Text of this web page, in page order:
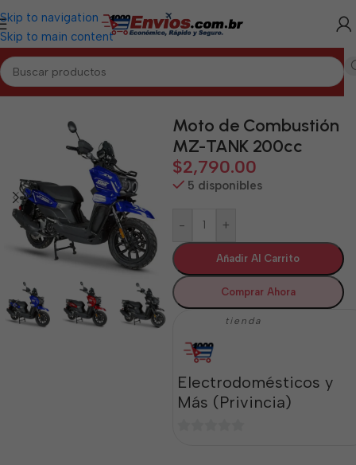
Skip to navigation
Skip to main content
Inicio/CIEGO DE ÁVILA/Motos de Combustión Ciego de Ávila
Moto de Combustión
MZ-TANK 200cc
$2,790.00
5 disponibles
- +
Añadir Al Carrito
Comprar Ahora
tienda
Electrodomésticos y
Más (Privincia)